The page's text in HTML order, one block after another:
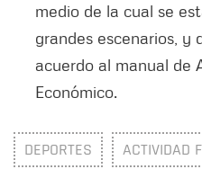
medio de la cual se
grandes escenarios, y
acuerdo al manual de
Económico.
DEPORTES ACTIVIDAD